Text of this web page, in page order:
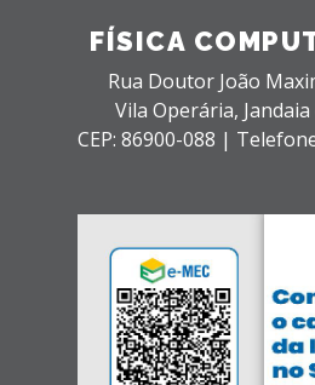
FÍSICA
Rua Doutor João
Vila Operária,
CEP: 86900-088 |